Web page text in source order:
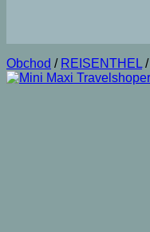
Obchod / REISENTHEL /